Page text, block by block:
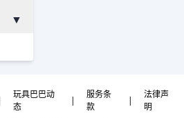
▼
玩具巴巴动
态
|
服务条
款
|
法律声
明